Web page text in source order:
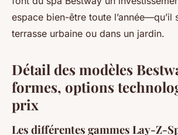
espace bien-être toute l’année—qu’il
terrasse urbaine ou dans un jardin.
Détail des modèles
formes, options
prix
Les différentes gammes Lay-Z-